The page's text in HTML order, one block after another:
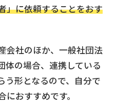
」に依頼することをおす
会社のほか、一般社団法
体の場合、連携している
う形となるので、自分で
おすすめです。